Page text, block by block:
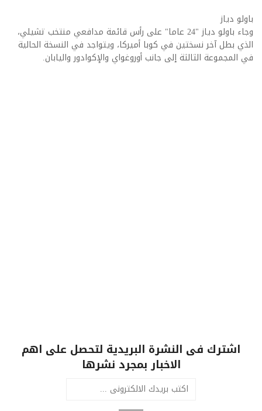
باولو دياز
وجاء باولو دياز "24 عاما" على رأس قائمة مدافعي منتخب تشيلي،
الذي بطل آخر نسختين في كوبا أميركا، ويتواجد في النسخة الحالية
في المجموعة الثالثة إلى جانب أوروغواي والإكوادور واليابان.
اشترك فى النشرة البريدية لتحصل على اهم
الاخبار بمجرد نشرها